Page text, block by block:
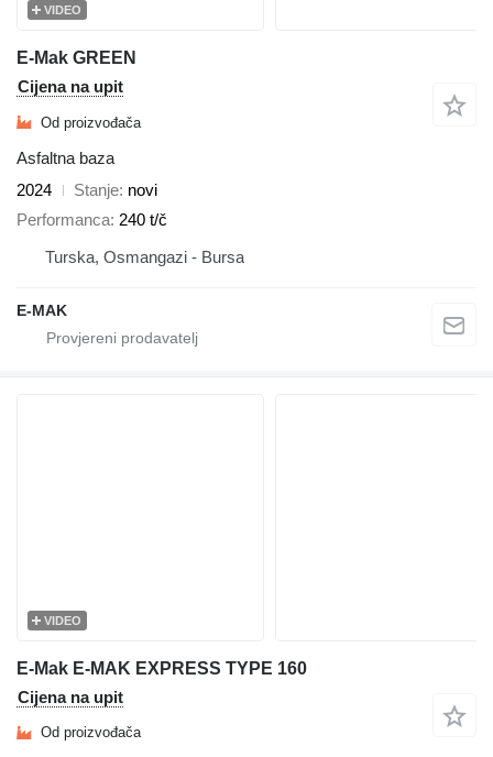
VIDEO
E-Mak GREEN
Cijena na upit
Od proizvođača
Asfaltna baza
2024
Stanje novi
Performanca 240 t/č
Turska, Osmangazi - Bursa
E-MAK
VIDEO
E-Mak E-MAK EXPRESS TYPE 160
Cijena na upit
Od proizvođača